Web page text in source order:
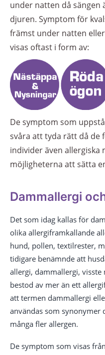
under natten då
djuren. Symptom för
främst under natten
visas oftast i form av:
De symptom som
svåra att tyda rätt då de
individer även allergiska
möjligheterna att sätta
Dammallergi
Det som idag kallas för
olika allergiframkallande
hund, pollen, textilrester,
tidigare benämnde att
allergi, dammallergi,
bestod av mer än ett
att termen dammallergi
användas som synonymer
många fler allergen.
De symptom som visas